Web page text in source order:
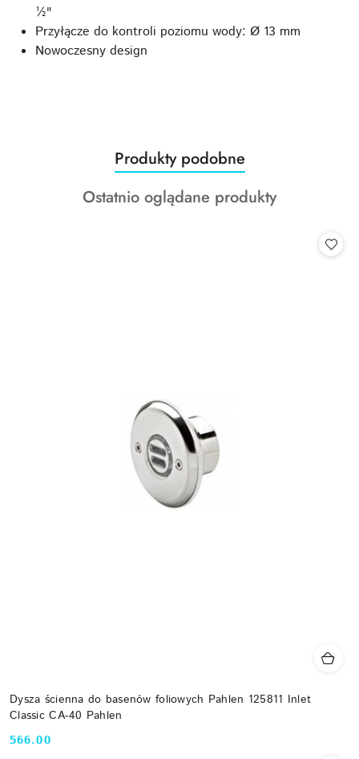
½"
Przyłącze do kontroli poziomu wody: Ø 13 mm
Nowoczesny design
Pomiń karuzelę produktów
Produkty
o
statusie:
Produkty podobne
Produkty
Ostatnio oglądane produkty
Dysza ścienna do basenów foliowych Pahlen 125811 Inlet
Classic CA-40 Pahlen
Cena:
566.00